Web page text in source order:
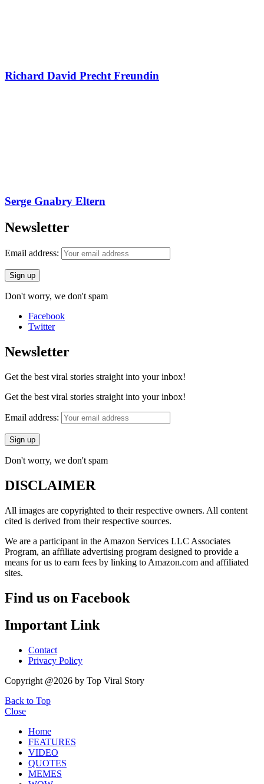
Richard David Precht Freundin
Serge Gnabry Eltern
Newsletter
Email address:
Don't worry, we don't spam
Facebook
Twitter
Newsletter
Get the best viral stories straight into your inbox!
Get the best viral stories straight into your inbox!
Email address:
Don't worry, we don't spam
DISCLAIMER
All images are copyrighted to their respective owners. All content
cited is derived from their respective sources.
We are a participant in the Amazon Services LLC Associates
Program, an affiliate advertising program designed to provide a
means for us to earn fees by linking to Amazon.com and affiliated
sites.
Find us on Facebook
Important Link
Contact
Privacy Policy
Copyright @2026 by Top Viral Story
Back to Top
Close
Home
FEATURES
VIDEO
QUOTES
MEMES